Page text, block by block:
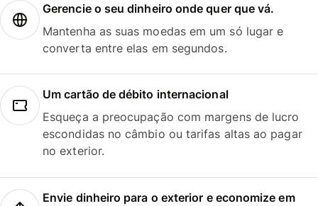
Gerencie o seu dinheiro onde quer que vá.
Mantenha as suas moedas em um só lugar e
converta entre elas em segundos.
Um cartão de débito internacional
Esqueça a preocupação com margens de lucro
escondidas no câmbio ou tarifas altas ao pagar
no exterior.
Envie dinheiro para o exterior e economize em